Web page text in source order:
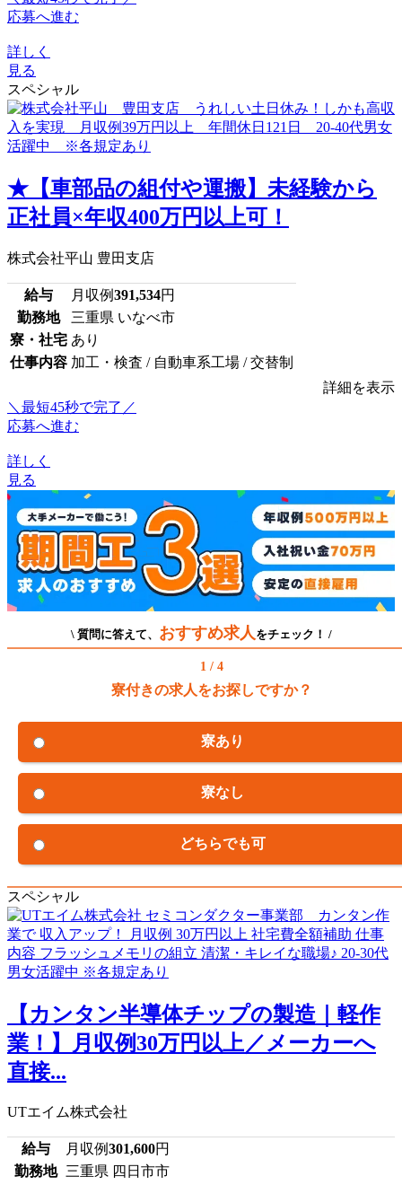
応募へ進む
詳しく
見る
スペシャル
★【車部品の組付や運搬】未経験から
正社員×年収400万円以上可！
株式会社平山 豊田支店
給与 月収例391,534円
勤務地
三重県 いなべ市
寮・社宅 あり
仕事内容 加工・検査 / 自動車系工場 / 交替制
詳細を表示
＼最短45秒で完了／
応募へ進む
詳しく
見る
\ 質問に答えて、 おすすめ求人 をチェック！ /
1 / 4
寮付きの求人をお探しですか？
寮あり
寮なし
どちらでも可
スペシャル
【カンタン半導体チップの製造｜軽作
業！】月収例30万円以上／メーカーへ
直接...
UTエイム株式会社
給与 月収例301,600円
勤務地 三重県 四日市市